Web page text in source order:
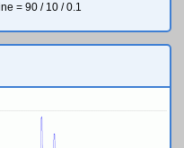
= 90 / 10 / 0.1